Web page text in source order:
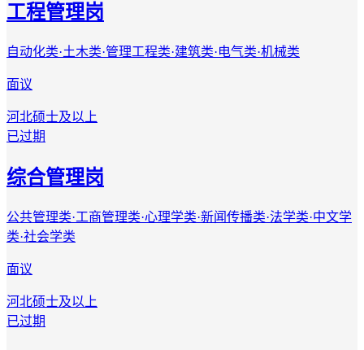
工程管理岗
自动化类·土木类·管理工程类·建筑类·电气类·机械类
面议
河北硕士及以上
已过期
综合管理岗
公共管理类·工商管理类·心理学类·新闻传播类·法学类·中文学
类·社会学类
面议
河北硕士及以上
已过期